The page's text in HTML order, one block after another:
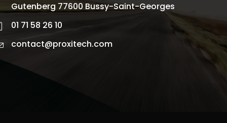
Gutenberg 77600 Bussy-Saint-Georges
01 71 58 26 10
contact@proxitech.com